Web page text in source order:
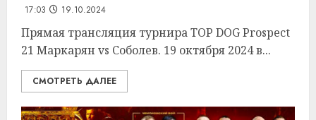
17:03 19.10.2024
Прямая трансляция турнира TOP DOG Prospect
21 Маркарян vs Соболев. 19 октября 2024 в...
СМОТРЕТЬ ДАЛЕЕ